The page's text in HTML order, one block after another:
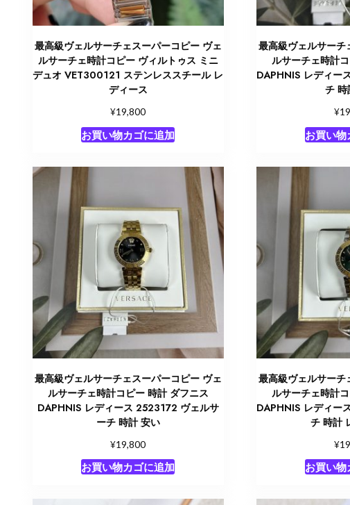
最高級ヴェルサーチェスーパーコピー ヴェ
ルサーチェ時計コピー ヴィルトゥス ミニ
デュオ VET300121 ステンレススチール レ
ディース
¥19,800
お買い物カゴに追加
最高級ヴェルサーチ
ルサーチェ時計
DAPHNIS レディー
チ 時
¥
お買い物
最高級ヴェルサーチェスーパーコピー ヴェ
ルサーチェ時計コピー 時計 ダフニス
DAPHNIS レディース 2523172 ヴェルサ
ーチ 時計 安い
¥19,800
お買い物カゴに追加
最高級ヴェルサーチ
ルサーチェ時計
DAPHNIS レディー
チ 時計
¥
お買い物